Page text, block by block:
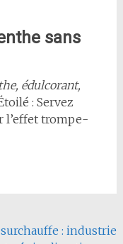
sans
édulcorant,
: Servez
l’effet trompe-
: industrie